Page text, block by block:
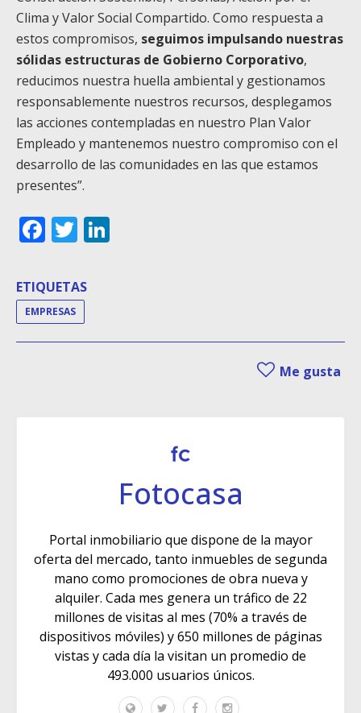
Clima y Valor Social Compartido. Como respuesta a
estos compromisos, seguimos impulsando nuestras
sólidas estructuras de Gobierno Corporativo,
reducimos nuestra huella ambiental y gestionamos
responsablemente nuestros recursos, desplegamos
las acciones contempladas en nuestro Plan Valor
Empleado y mantenemos nuestro compromiso con el
desarrollo de las comunidades en las que estamos
presentes”.
Facebook
Twitter
ETIQUETAS
EMPRESAS
Me gusta
Fotocasa
Portal inmobiliario que dispone de la mayor
oferta del mercado, tanto inmuebles de segunda
mano como promociones de obra nueva y
alquiler. Cada mes genera un tráfico de 22
millones de visitas al mes (70% a través de
dispositivos móviles) y 650 millones de páginas
vistas y cada día la visitan un promedio de
493.000 usuarios únicos.